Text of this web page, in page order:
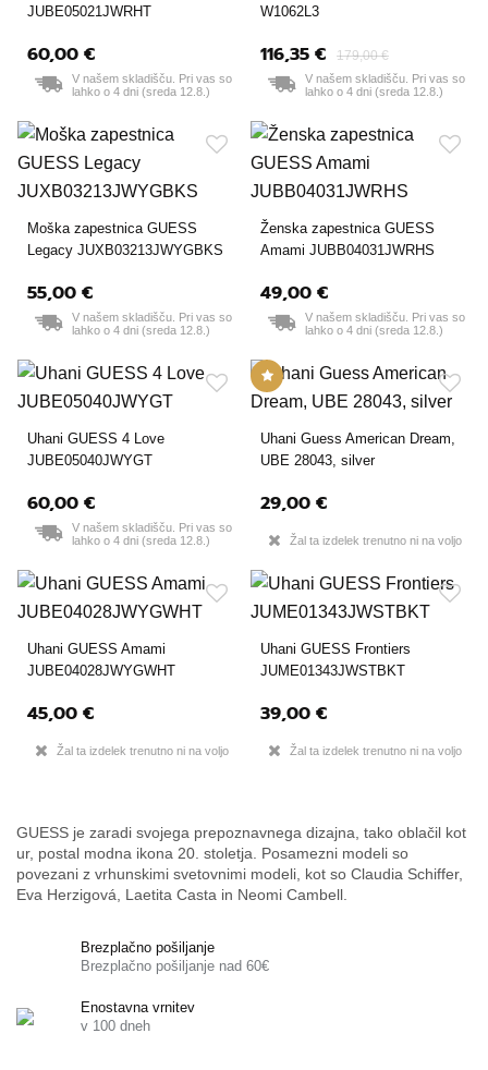
JUBE05021JWRHT
60,00 €
V našem skladišču. Pri vas so
lahko o 4 dni (sreda 12.8.)
W1062L3
116,35 € 179,00 €
V našem skladišču. Pri vas so
lahko o 4 dni (sreda 12.8.)
Moška zapestnica GUESS
Legacy JUXB03213JWYGBKS
55,00 €
V našem skladišču. Pri vas so
lahko o 4 dni (sreda 12.8.)
Ženska zapestnica GUESS
Amami JUBB04031JWRHS
49,00 €
V našem skladišču. Pri vas so
lahko o 4 dni (sreda 12.8.)
Uhani GUESS 4 Love
JUBE05040JWYGT
60,00 €
V našem skladišču. Pri vas so
lahko o 4 dni (sreda 12.8.)
Uhani Guess American Dream,
UBE 28043, silver
29,00 €
Žal ta izdelek trenutno ni na voljo
Uhani GUESS Amami
JUBE04028JWYGWHT
45,00 €
Žal ta izdelek trenutno ni na voljo
Uhani GUESS Frontiers
JUME01343JWSTBKT
39,00 €
Žal ta izdelek trenutno ni na voljo
GUESS je zaradi svojega prepoznavnega dizajna, tako oblačil kot
ur, postal modna ikona 20. stoletja. Posamezni modeli so
povezani z vrhunskimi svetovnimi modeli, kot so Claudia Schiffer,
Eva Herzigová, Laetita Casta in Neomi Cambell.
Brezplačno pošiljanje
Brezplačno pošiljanje nad 60€
Enostavna vrnitev
v 100 dneh